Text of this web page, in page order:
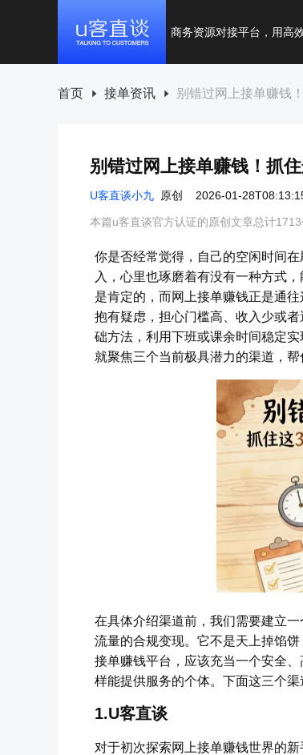
商务资源对接平台，用高
首页 接单资讯 别错过网上接单赚钱
别错过网上接单赚钱！抓
U客直谈小九 原创 2026-01-
本篇u客直谈官方认证的原创文章总计1713
你是否经常觉得，自己的空闲时间
入，心里也琢磨着有没有一种方式
是肯定的，而网上接单赚钱正是通
抱有疑虑，担心门槛高、收入少或
础方法，利用下班或课余时间稳定
就聚焦三个当前极具潜力的渠道，帮
在具体介绍渠道前，我们需要建立
流量的合规变现。它不是天上掉馅
接单赚钱平台，应该充当一个安全
样能提供服务的个体。下面这三个
1.U客直谈
对于初次探索网上接单赚钱世界的